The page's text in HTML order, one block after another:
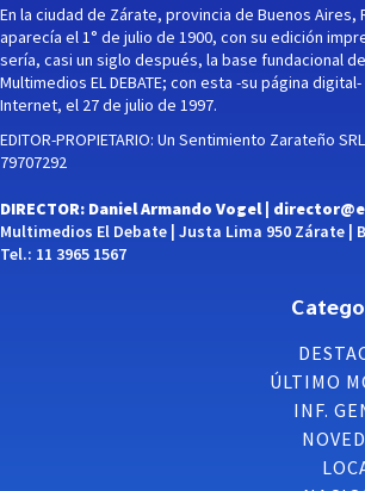
En la ciudad de Zárate, provincia de Buenos Aires,
aparecía el 1° de julio de 1900, con su edición
sería, casi un siglo después, la base fundacional
Multimedios EL DEBATE; con esta -su página
Internet, el 27 de julio de 1997.
EDITOR-PROPIETARIO: Un Sentimiento Zarateño
79707292
DIRECTOR: Daniel Armando Vogel |
Multimedios El Debate | Justa Lima 950 Zárate |
Tel.: 11 3965 1567
ÚLTIMO
INF.